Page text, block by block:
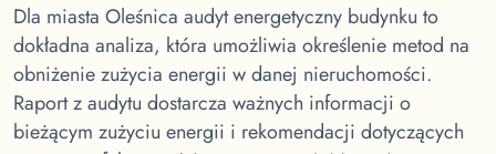
Dla miasta Oleśnica audyt energetyczny budynku to
dokładna analiza, która umożliwia określenie metod na
obniżenie zużycia energii w danej nieruchomości.
Raport z audytu dostarcza ważnych informacji o
bieżącym zużyciu energii i rekomendacji dotyczących